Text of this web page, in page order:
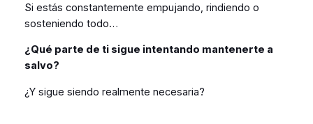
Si estás constantemente empujando, rindiendo o
sosteniendo todo…
¿Qué parte de ti sigue intentando mantenerte a
salvo?
¿Y sigue siendo realmente necesaria?